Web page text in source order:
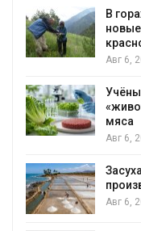
В
Авг 6,
мяса
Авг 6,
Авг 6,